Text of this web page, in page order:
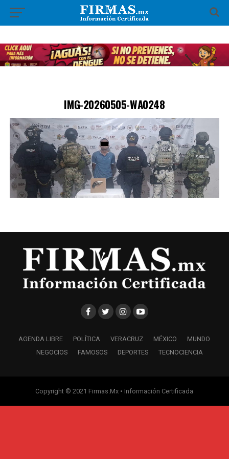
IMG-20260505-WA0248
AGENDA LIBRE POLÍTICA VERACRUZ MÉXICO
MUNDO
NEGOCIOS
FAMOSOS DEPORTES TECNOCIENCIA
Copyright © 2021 Firmas.Mx • Información Certificada